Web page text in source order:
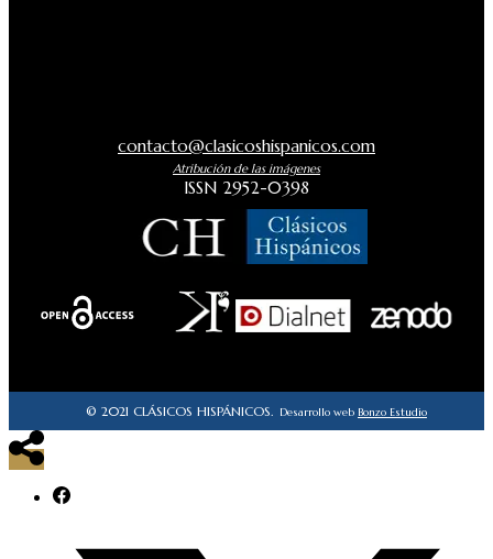
contacto@clasicoshispanicos.com
Atribución de las imágenes
ISSN 2952-0398
© 2021 CLÁSICOS HISPÁNICOS. Desarrollo web Bonzo Estudio